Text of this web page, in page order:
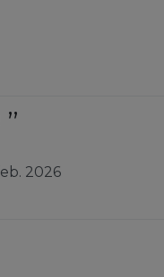
2026